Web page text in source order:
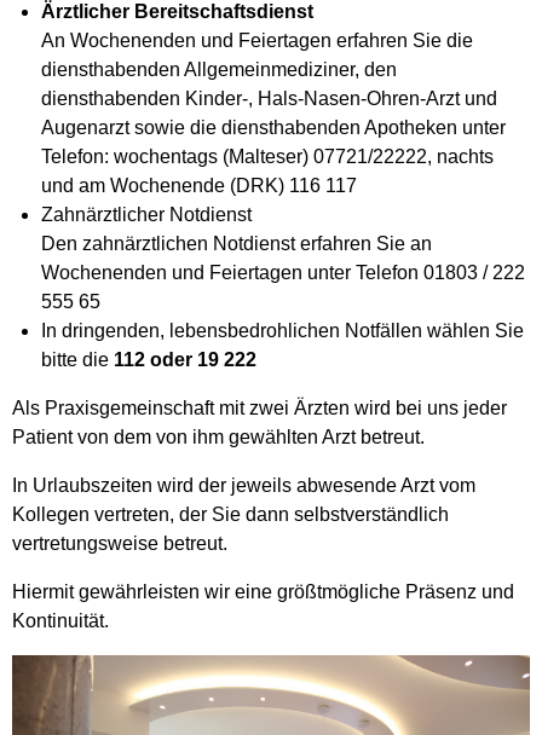
Ärztlicher Bereitschaftsdienst
An Wochenenden und Feiertagen erfahren Sie die
diensthabenden Allgemeinmediziner, den
diensthabenden Kinder-, Hals-Nasen-Ohren-Arzt und
Augenarzt sowie die diensthabenden Apotheken unter
Telefon: wochentags (Malteser) 07721/22222, nachts
und am Wochenende (DRK) 116 117
Zahnärztlicher Notdienst
Den zahnärztlichen Notdienst erfahren Sie an
Wochenenden und Feiertagen unter Telefon 01803 / 222
555 65
In dringenden, lebensbedrohlichen Notfällen wählen Sie
bitte die 112 oder 19 222
Als Praxisgemeinschaft mit zwei Ärzten wird bei uns jeder
Patient von dem von ihm gewählten Arzt betreut.
In Urlaubszeiten wird der jeweils abwesende Arzt vom
Kollegen vertreten, der Sie dann selbstverständlich
vertretungsweise betreut.
Hiermit gewährleisten wir eine größtmögliche Präsenz und
Kontinuität.